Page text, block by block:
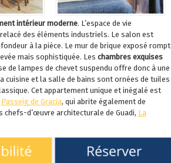
intérieur moderne. L’espace de vie
des éléments industriels. Le salon est
à la pièce. Le mur de brique exposé rompt
mais sophistiquée. Les chambres exquises
de lampes de chevet suspendu offre donc à une
cuisine et la salle de bains sont ornées de tuiles
Cet appartement unique et inégalé est
Passeig de Gracia, qui abrite également de
chefs-d’œuvre architecturale de Guadi, La